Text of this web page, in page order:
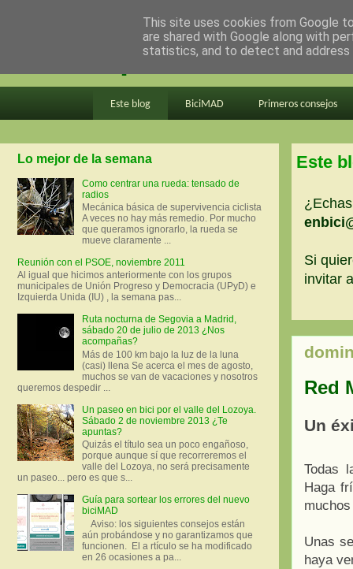
en bici por madrid
Este blog BiciMAD Primeros consejos
Este
Si
invitar
Red
Un
Todas
Haga
Unas
haya
Lo mejor de la semana
Como centrar una rueda: tensado de
radios
Mecánica básica de supervivencia ciclista
A veces no hay más remedio. Por mucho
que queramos ignorarlo, la rueda se
mueve claramente ...
Reunión con el PSOE, noviembre 2011
Al igual que hicimos anteriormente con los grupos
municipales de Unión Progreso y Democracia (UPyD) e
Izquierda Unida (IU) , la semana pas...
Ruta nocturna de Segovia a Madrid,
sábado 20 de julio de 2013 ¿Nos
acompañas?
Más de 100 km bajo la luz de la luna
(casi) llena Se acerca el mes de agosto,
muchos se van de vacaciones y nosotros
queremos despedir ...
Un paseo en bici por el valle del Lozoya.
Sábado 2 de noviembre 2013 ¿Te
apuntas?
Quizás el título sea un poco engañoso,
porque aunque sí que recorreremos el
valle del Lozoya, no será precisamente
un paseo... pero es que s...
Guía para sortear los errores del nuevo
biciMAD
Aviso: los siguientes consejos están
aún probándose y no garantizamos que
funcionen. El a rtículo se ha modificado
en 26 ocasiones a pa...
This site uses cookies from Google
are shared with Google along with
statistics, and to detect and address